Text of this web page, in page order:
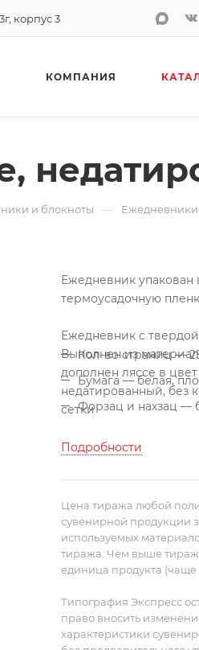
корпус 3
КОМПАНИЯ
и блокноты — Ежедневники
Ежедневник упакован
термоусадочную
Ежедневник с
Выполнен из
дополнен ляссе в
недатированный, без
сетки
Кол-во страниц —
Бумага — белая,
Форзац и нахзац —
Подробности
Цена тиража любой
сувенирной продукции
используемых
тиража. Чем выше
единица продукта (чаще
Типография Экспресс
право вносить
характеристики